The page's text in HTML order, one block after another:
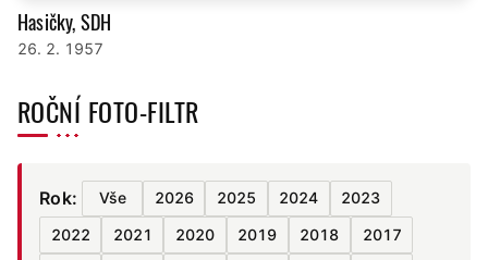
Hasičky, SDH
26. 2. 1957
ROČNÍ FOTO-FILTR
Rok: Vše 2026 2025 2024
2023
2022
2021 2020 2019 2018
2017